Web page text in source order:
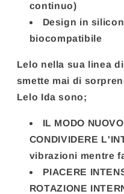
continuo)
Design in
biocompatibile
Lelo nella sua linea
smette mai di
Lelo Ida sono;
IL MODO
CONDIVIDERE
vibrazioni mentre
PIACERE
ROTAZIONE